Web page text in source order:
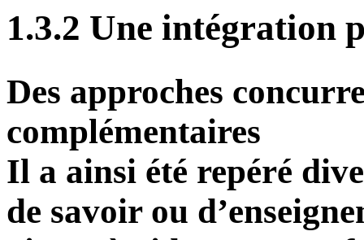
1.3.2 Une intégration
Des approches
complémentaires
Il a ainsi été repéré
de savoir ou